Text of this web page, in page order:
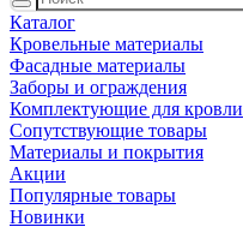
Каталог
Кровельные материалы
Фасадные материалы
Заборы и ограждения
Комплектующие для кровли
Сопутствующие товары
Материалы и покрытия
Акции
Популярные товары
Новинки